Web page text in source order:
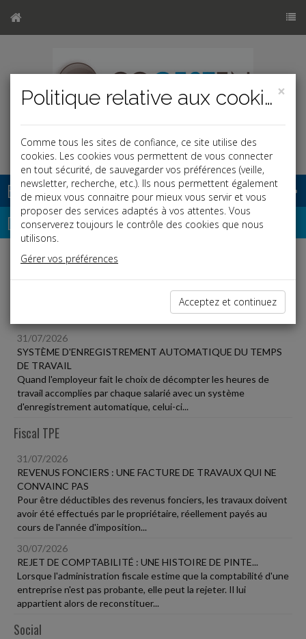
Base documentaire
Dépêches
Liste des dernières dépêches
31/07/2026
SYSTÈME D'ENREGISTREMENT AUTOMATIQUE DU TEMPS
DE TRAVAIL
Quand l'employeur fait le choix de décompter les heures de
travail accomplies par chaque salarié avec un système
d'enregistrement automatique, celui-ci...
Fiscal TPE
31/07/2026
REVENUS FONCIERS : UNE FACTURE DE TRAVAUX QUI NE
CONVAINC PAS
Pour être déductibles des revenus fonciers, les travaux doivent
avoir été effectués par le propriétaire, réellement payés au
cours de l'année d'imposition...
30/07/2026
REJET DE COMPTABILITÉ : UNE HISTOIRE DE PINTE...
Lorsque l'administration fiscale estime que la comptabilité d'une
entreprise n'est pas probante, elle peut la rejeter. Il lui
appartient alors de reconstituer...
Social
×
Politique relative aux cookies
Comme tous les sites de confiance, ce site utilise des
cookies. Les cookies vous permettent de vous connecter
en tout sécurité, de sauvegarder vos préférences (veille,
newsletter, recherche, etc.). Ils nous permettent également
de mieux vous connaitre pour mieux vous servir et vous
proposer des services adaptés à vos attentes. Vous
conserverez toujours le contrôle des cookies que nous
utilisons.
Gérer vos préférences
Acceptez et continuez